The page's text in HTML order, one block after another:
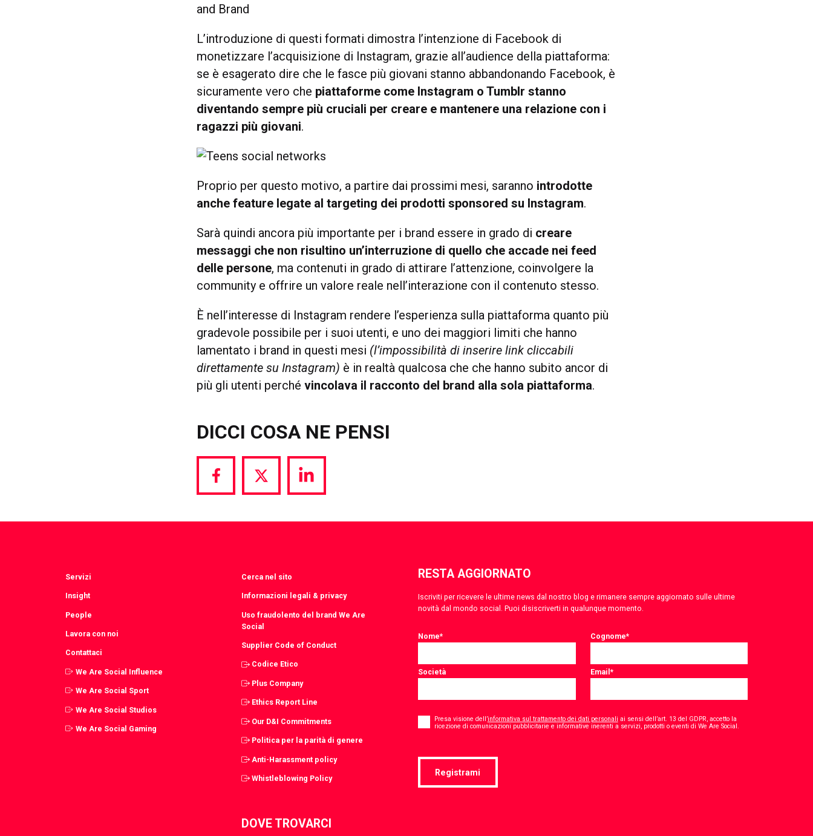
L’introduzione di questi formati dimostra l’intenzione di Facebook di
monetizzare l’acquisizione di Instagram, grazie all’audience della piattaforma:
se è esagerato dire che le fasce più giovani stanno abbandonando Facebook, è
sicuramente vero che piattaforme come Instagram o Tumblr stanno
diventando sempre più cruciali per creare e mantenere una relazione con i
ragazzi più giovani.
Proprio per questo motivo, a partire dai prossimi mesi, saranno introdotte
anche feature legate al targeting dei prodotti sponsored su Instagram.
Sarà quindi ancora più importante per i brand essere in grado di creare
messaggi che non risultino un’interruzione di quello che accade nei feed
delle persone, ma contenuti in grado di attirare l’attenzione, coinvolgere la
community e offrire un valore reale nell’interazione con il contenuto stesso.
È nell’interesse di Instagram rendere l’esperienza sulla piattaforma quanto più
gradevole possibile per i suoi utenti, e uno dei maggiori limiti che hanno
lamentato i brand in questi mesi (l’impossibilità di inserire link cliccabili
direttamente su Instagram) è in realtà qualcosa che che hanno subito ancor di
più gli utenti perchévincolava il racconto del brand alla sola piattaforma.
DICCI COSA NE PENSI
Share
Facebook
Share
Twitter
Share
LinkedIn
Servizi
Insight
People
Lavora con noi
Contattaci
We Are Social Influence
We Are Social Sport
We Are Social Studios
We Are Social Gaming
Cerca nel sito
Informazioni legali & privacy
Uso fraudolento del brand We Are
Social
Supplier Code of Conduct
Codice Etico
Plus Company
Ethics Report Line
Our D&I Commitments
Politica per la parità di genere
Anti-Harassment policy
Whistleblowing Policy
DOVE TROVARCI
RESTA AGGIORNATO
Iscriviti per ricevere le ultime news dal nostro blog e rimanere sempre aggiornato sulle ultime
novità dal mondo social. Puoi disiscriverti in qualunque momento.
Nome* Cognome*
Società Email*
* Presa visione dell’informativa sul trattamento dei dati personali ai sensi dell’art. 13 del GDPR, accetto la
ricezione di comunicazioni pubblicitarie e informative inerenti a servizi, prodotti o eventi di We Are Social.
Registrami